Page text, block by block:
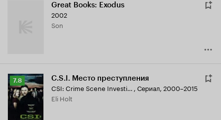
Great Books: Exodus
2002
Son
Рейтинг
Кинопоиска
7.8
7.8 C.S.I. Место преступления
CSI: Crime Scene Investigation , Сериал, 2000–2015
Eli Holt